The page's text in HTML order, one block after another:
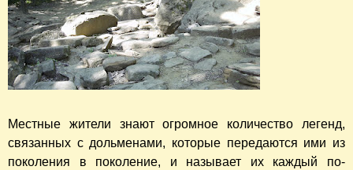
Местные жители знают огромное количество легенд,
связанных с дольменами, которые передаются ими из
поколения в поколение, и называет их каждый по-